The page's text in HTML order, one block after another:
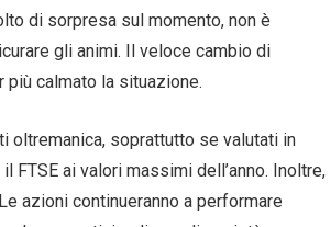
di sorpresa sul momento, non è
gli animi. Il veloce cambio di
più calmato la situazione.
oltremanica, soprattutto se valutati in
FTSE ai valori massimi dell’anno. Inoltre,
azioni continueranno a performare